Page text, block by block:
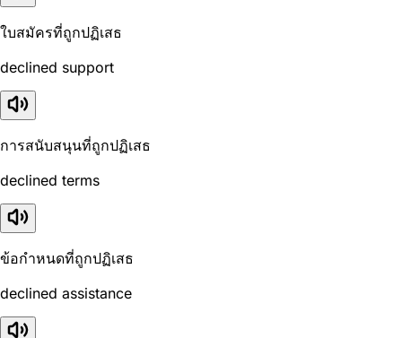
ใบสมัครที่ถูกปฏิเสธ
declined support
การสนับสนุนที่ถูกปฏิเสธ
declined terms
ข้อกำหนดที่ถูกปฏิเสธ
declined assistance